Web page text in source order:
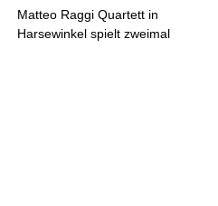
Matteo Raggi Quartett in
Harsewinkel spielt zweimal